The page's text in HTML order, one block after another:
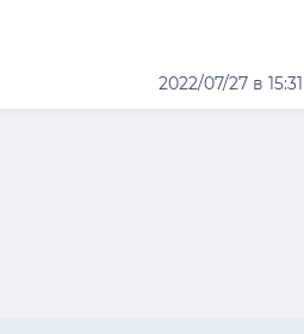
2022/07/27 в 15:31